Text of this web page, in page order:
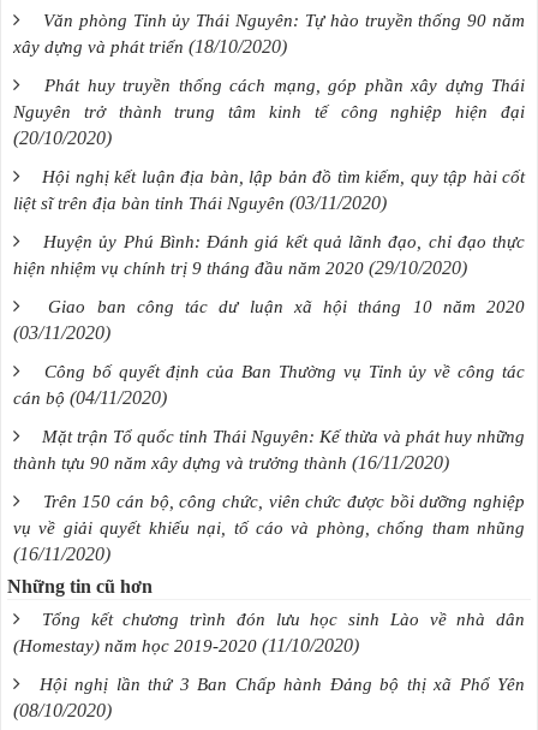
Văn phòng Tỉnh ủy Thái Nguyên: Tự hào truyền thống 90 năm
xây dựng và phát triển (18/10/2020)
Phát huy truyền thống cách mạng, góp phần xây dựng Thái
Nguyên trở thành trung tâm kinh tế công nghiệp hiện đại
(20/10/2020)
Hội nghị kết luận địa bàn, lập bản đồ tìm kiếm, quy tập hài cốt
liệt sĩ trên địa bàn tỉnh Thái Nguyên (03/11/2020)
Huyện ủy Phú Bình: Đánh giá kết quả lãnh đạo, chỉ đạo thực
hiện nhiệm vụ chính trị 9 tháng đầu năm 2020 (29/10/2020)
Giao ban công tác dư luận xã hội tháng 10 năm 2020
(03/11/2020)
Công bố quyết định của Ban Thường vụ Tỉnh ủy về công tác
cán bộ (04/11/2020)
Mặt trận Tổ quốc tỉnh Thái Nguyên: Kế thừa và phát huy những
thành tựu 90 năm xây dựng và trưởng thành (16/11/2020)
Trên 150 cán bộ, công chức, viên chức được bồi dưỡng nghiệp
vụ về giải quyết khiếu nại, tố cáo và phòng, chống tham nhũng
(16/11/2020)
Những tin cũ hơn
Tổng kết chương trình đón lưu học sinh Lào về nhà dân
(Homestay) năm học 2019-2020 (11/10/2020)
Hội nghị lần thứ 3 Ban Chấp hành Đảng bộ thị xã Phổ Yên
(08/10/2020)